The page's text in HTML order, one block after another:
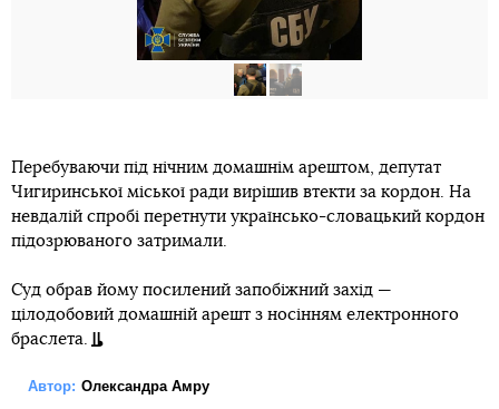
Перебуваючи під нічним домашнім арештом, депутат
Чигиринської міської ради вирішив втекти за кордон. На
невдалій спробі перетнути українсько-словацький кордон
підозрюваного затримали.
Суд обрав йому посилений запобіжний захід —
цілодобовий домашній арешт з носінням електронного
браслета.
Автор: Олександра Амру